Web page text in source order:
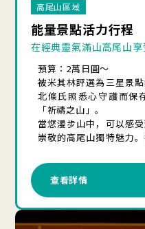
高尾山區域
能量景點活力行程
在經典靈氣滿山高尾山
預算：2萬日圓～
被米其林評選為三星景
北條氏照悉心守護而保
「祈禱之山」。
當您漫步山中，可以感
崇敬的高尾山獨特魅力
查看詳情